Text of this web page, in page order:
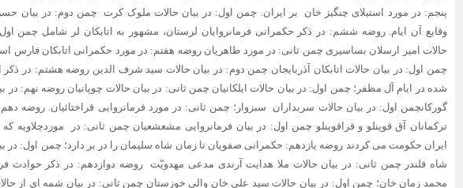
پنجم: در مورد استیلای چنگیز خان‏ بر ایران. چمن اول: در بیان حالات ملوک کرت چمن دوم: در بیان
وقایع آن ایام.‏ روضه ششم: در ذکر حکمرانی فرمانروایان لرستان، مشهور به اتابکان لر شامل‏ چمن
حالات امیر ارسلان بساسیرى‏ چمن ثانى: در مورد طاهریان روضه هفتم: در مورد حکمرانی اتابکان فارس
چمن اول: در بیان حالات اتابکان آذربایجان‏ چمن دوم: در بیان حالات سید شرف الدین‏ روضه هشتم: در ذکر
شده در ایام آل مظفر؛ چمن اول: در بیان حالات ایلکانیان چمن ثانى: در بیان حالات چوپانیان روضه نهم: در
گورکان‏چمن اول: در بیان حالات سربداران سبزوار؛ چمن ثانى: در مورد فرمانروایی قراختائیان.‏ روضه
ترکمانان آق قوینلو و قراقوینلو چمن اول: در بیان فرمانروایی مشعشعیان‏ چمن ثانى: در موردچلاویه‏
ایران حکومت می کردند روضه یازدهم: حکمرانی صفویان تا زمان شاه سلیمان را در بر دارد؛‏ چمن اول: در
شاه قلندر چمن ثانى: در بیان حالات ملا هدایت آرندى مدعى مهدویّت روضه دوازدهم: در ذکر حوادث
محمد زمان خان؛‏ چمن اول: در بیان حالات سید على خان والى خوزستان‏ چمن ثانى: در بیان شمه ای از